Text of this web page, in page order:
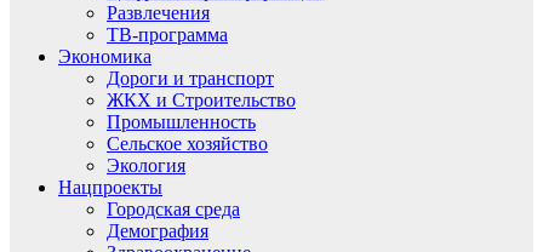
Развлечения
ТВ-программа
Экономика
Дороги и транспорт
ЖКХ и Строительство
Промышленность
Сельское хозяйство
Экология
Нацпроекты
Городская среда
Демография